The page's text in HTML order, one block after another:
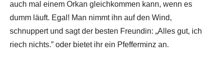
auch mal einem Orkan gleichkommen kann, wenn es
dumm läuft. Egal! Man nimmt ihn auf den Wind,
schnuppert und sagt der besten Freundin: „Alles gut, ich
riech nichts.” oder bietet ihr ein Pfefferminz an.